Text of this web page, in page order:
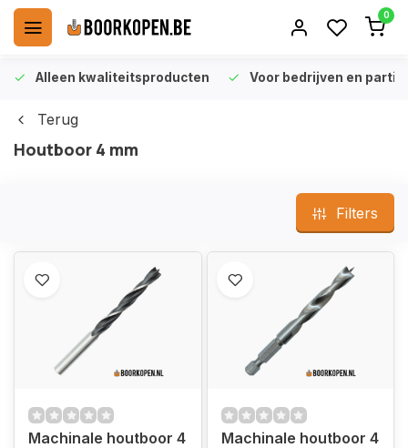
0
Alleen kwaliteitsproducten Voor bedrijven en
Terug
Houtboor 4 mm
Filters
Machinale houtboor 4
Machinale houtboor 4